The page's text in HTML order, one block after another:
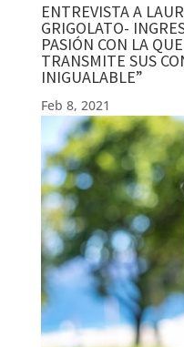
ENTREVISTA A
GRIGOLATO-
PASIÓN CON LA
TRANSMITE SUS
INIGUALABLE”
Feb 8, 2021